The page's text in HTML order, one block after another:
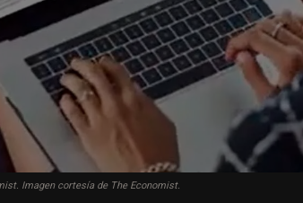
Imagen cortesía de The Economist.